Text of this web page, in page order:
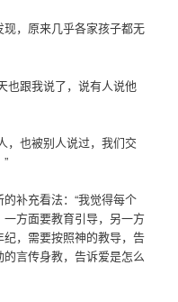
，原来几乎各家孩子都无
也跟我说了，说有人说他
，也被别人说过，我们交
补充看法：“我觉得每个
方面要教育引导，另一方
，需要按照神的教导，告
言传身教，告诉爱是怎么